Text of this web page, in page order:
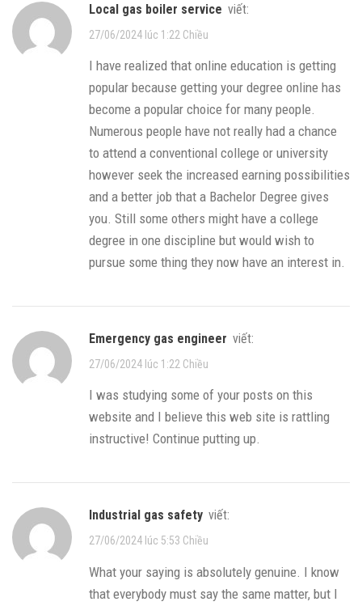
local gas boiler service viết:
27/06/2024 lúc 1:22 Chiều
I have realized that online education is getting
popular because getting your degree online has
become a popular choice for many people.
Numerous people have not really had a chance
to attend a conventional college or university
however seek the increased earning possibilities
and a better job that a Bachelor Degree gives
you. Still some others might have a college
degree in one discipline but would wish to
pursue some thing they now have an interest in.
emergency gas engineer viết:
27/06/2024 lúc 1:22 Chiều
I was studying some of your posts on this
website and I believe this web site is rattling
instructive! Continue putting up.
industrial gas safety viết:
27/06/2024 lúc 5:53 Chiều
What your saying is absolutely genuine. I know
that everybody must say the same matter, but I